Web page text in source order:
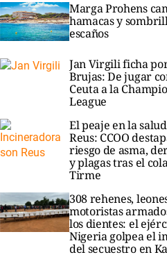
Marga Prohens
hamacas y
escaños
Jan Virgili ficha
Brujas: De jugar
Ceuta a la
League
El peaje en la
Reus: CCOO
riesgo de asma,
y plagas tras el
Tirme
308 rehenes,
motoristas
los dientes: el
Nigeria golpea el
del secuestro en